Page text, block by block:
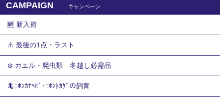
CAMPAIGN キャンペーン
🆕 新入荷
⚠️ 最後の1点・ラスト
❄️ カエル・爬虫類 冬越し必需品
🦎ﾆﾎﾝｶﾅﾍﾋﾞ･ﾆﾎﾝﾄｶｹﾞの飼育